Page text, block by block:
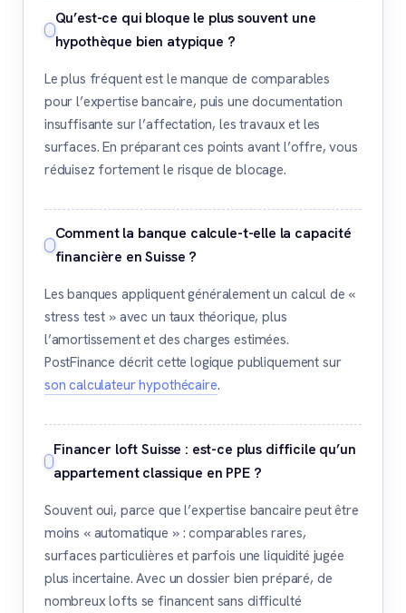
Qu’est-ce qui bloque le plus souvent une
hypothèque bien atypique ?
Le plus fréquent est le manque de comparables
pour l’expertise bancaire, puis une documentation
insuffisante sur l’affectation, les travaux et les
surfaces. En préparant ces points avant l’offre, vous
réduisez fortement le risque de blocage.
Comment la banque calcule-t-elle la capacité
financière en Suisse ?
Les banques appliquent généralement un calcul de «
stress test » avec un taux théorique, plus
l’amortissement et des charges estimées.
PostFinance décrit cette logique publiquement sur
son calculateur hypothécaire.
Financer loft Suisse : est-ce plus difficile qu’un
appartement classique en PPE ?
Souvent oui, parce que l’expertise bancaire peut être
moins « automatique » : comparables rares,
surfaces particulières et parfois une liquidité jugée
plus incertaine. Avec un dossier bien préparé, de
nombreux lofts se financent sans difficulté